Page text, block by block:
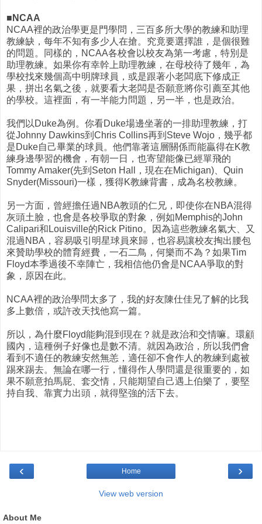
■NCAA
NCAA裡的政治學更是門學問，三百多所大學的教練和助理
教練缺，每年不知有多少人在搶。究竟要選擇誰，是個很難
的問題。同樣的，NCAA各校會以校友為第一考慮，特別是
助理教練。如果你有幸幹上助理教練，在母校待了幾年，為
學校找來幾個高中明牌球員，或是跟著小老闆底下修成正
果，拼出名氣之後，就要看大老闆是否願意將你引薦至其他
的學校。這裡面，有一半能力問題，另一半，也是政治。
我們以Duke為例。你看Duke場邊坐著的一排助理教練，打
從Johnny Dawkins到Chris Collins再到Steve Wojo，幾乎都
是Duke自己畢業的球員。他們靠著這層關係而能贏得在K教
練身邊學習的機會，有朝一日，也寄望能像已經單飛的
Tommy Amaker(先到Seton Hall，現在在Michigan)、Quin
Snyder(Missouri)一樣，獲得K教練背書，成為名校教練。
另一方面，曾經擔任過NBA教頭的仁兄，即使你在NBA混得
灰頭土臉，也會是各校爭取的對象，例如Memphis的John
Calipari和Louisville的Rick Pitino。因為這些教練名氣大、又
混過NBA，容易吸引明星球員來歸，也容易讓校友掏出腰包
來贊助學校的體育經費，一石二鳥，何樂而不為？如果Tim
Floyd本季過後不幸陣亡，我相信他仍會是NCAA爭取的對
象，原因在此。
NCAA裡的政治學問太多了，我的好友陳仕佳兄了解的比我
多上數倍，或許改天找他寫一篇。
所以，為什麼Floyd能夠混到現在？就是政治和交情嘛。環顧
國內，這種例子好像也是數不清。就因為政治，所以我們會
看到不適任的教練安然無恙，適任卻不會作人的教練到處被
踢來踢去。無論在哪一行，懂得作人學問還是很重要的，如
果不願意拍馬屁、套交情，只能期望自己遇上伯樂了，要堅
持自我、靠實力出頭，就得堅強的活下去。
‹ ›
Home
View web version
About Me